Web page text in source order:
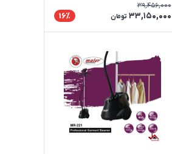
39,456,000
33,150,000 تومان 16٪